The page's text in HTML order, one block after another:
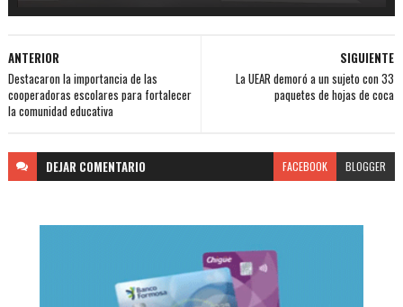
SIGUIENTE
La UEAR demoró a un sujeto con 33
paquetes de hojas de coca
ANTERIOR
Destacaron la importancia de las
cooperadoras escolares para fortalecer
la comunidad educativa
DEJAR COMENTARIO FACEBOOK BLOGGER